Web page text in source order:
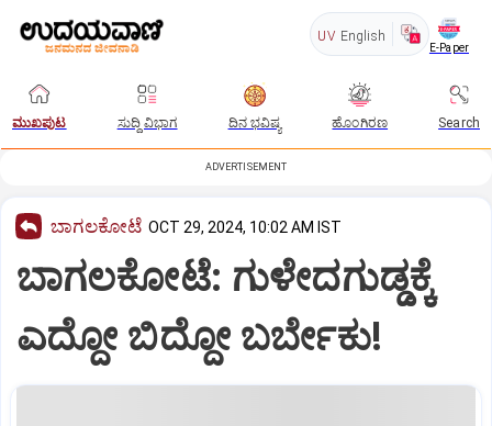
UV English
E-Paper
ಮುಖಪುಟ ಸುದ್ದಿ ವಿಭಾಗ ದಿನ ಭವಿಷ್ಯ ಹೊಂಗಿರಣ Search
ADVERTISEMENT
ಬಾಗಲಕೋಟೆ OCT 29, 2024, 10:02 AM IST
ಬಾಗಲಕೋಟೆ: ಗುಳೇದಗುಡ್ಡಕ್ಕೆ
ಎದ್ದೋ ಬಿದ್ದೋ ಬರ್ಬೇಕು!